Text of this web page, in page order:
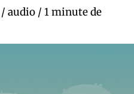
/audio /1 minute de